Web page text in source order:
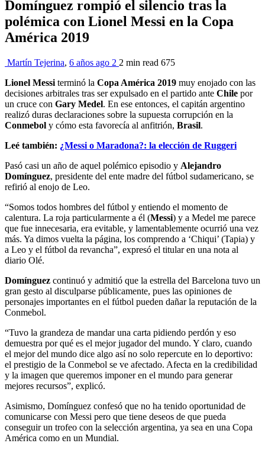
Domínguez rompió el silencio tras la
polémica con Lionel Messi en la Copa
América 2019
Martín Tejerina, 6 años ago 2 2 min read 675
Lionel Messi terminó la Copa América 2019 muy enojado con las
decisiones arbitrales tras ser expulsado en el partido ante Chile por
un cruce con Gary Medel. En ese entonces, el capitán argentino
realizó duras declaraciones sobre la supuesta corrupción en la
Conmebol y cómo esta favorecía al anfitrión, Brasil.
Leé también: ¿Messi o Maradona?: la elección de Ruggeri
Pasó casi un año de aquel polémico episodio y Alejandro
Domínguez, presidente del ente madre del fútbol sudamericano, se
refirió al enojo de Leo.
“Somos todos hombres del fútbol y entiendo el momento de
calentura. La roja particularmente a él (Messi) y a Medel me parece
que fue innecesaria, era evitable, y lamentablemente ocurrió una vez
más. Ya dimos vuelta la página, los comprendo a ‘Chiqui’ (Tapia) y
a Leo ​y el fútbol da revancha”, expresó el titular en una nota al
diario Olé.
Domínguez continuó y admitió que la estrella del Barcelona tuvo un
gran gesto al disculparse públicamente, pues las opiniones de
personajes importantes en el fútbol pueden dañar la reputación de la
Conmebol.
“Tuvo la grandeza de mandar una carta pidiendo perdón y eso
demuestra por qué es el mejor jugador del mundo. Y claro, cuando
el mejor del mundo dice algo así no solo repercute en lo deportivo:
el prestigio de la Conmebol se ve afectado. Afecta en la credibilidad
y la imagen que queremos imponer en el mundo para generar
mejores recursos”, explicó.
Asimismo, Domínguez confesó que no ha tenido oportunidad de
comunicarse con Messi pero que tiene deseos de que pueda
conseguir un trofeo con la selección argentina, ya sea en una Copa
América como en un Mundial.